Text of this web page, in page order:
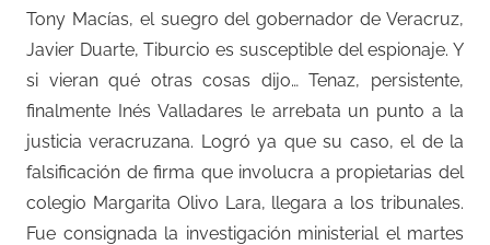
Tony Macías, el suegro del gobernador de Veracruz,
Javier Duarte, Tiburcio es susceptible del espionaje. Y
si vieran qué otras cosas dijo… Tenaz, persistente,
finalmente Inés Valladares le arrebata un punto a la
justicia veracruzana. Logró ya que su caso, el de la
falsificación de firma que involucra a propietarias del
colegio Margarita Olivo Lara, llegara a los tribunales.
Fue consignada la investigación ministerial el martes